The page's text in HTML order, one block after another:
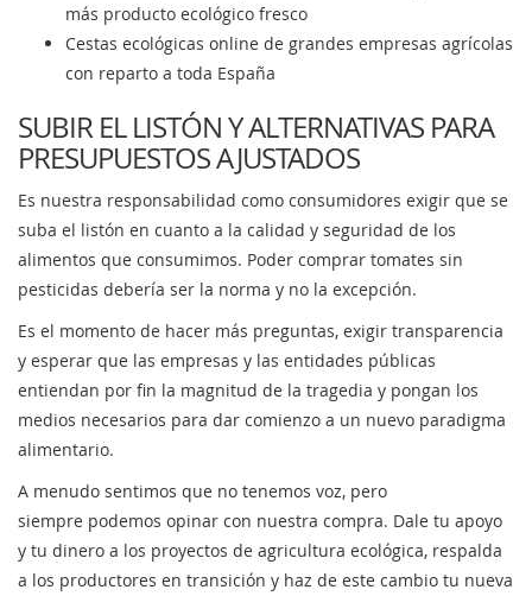
más producto ecológico fresco
Cestas ecológicas online de grandes empresas agrícolas
con reparto a toda España
SUBIR EL LISTÓN Y ALTERNATIVAS PARA
PRESUPUESTOS AJUSTADOS
Es nuestra responsabilidad como consumidores exigir que se
suba el listón en cuanto a la calidad y seguridad de los
alimentos que consumimos. Poder comprar tomates sin
pesticidas debería ser la norma y no la excepción.
Es el momento de hacer más preguntas, exigir transparencia
y esperar que las empresas y las entidades públicas
entiendan por fin la magnitud de la tragedia y pongan los
medios necesarios para dar comienzo a un nuevo paradigma
alimentario.
A menudo sentimos que no tenemos voz, pero
siempre podemos opinar con nuestra compra. Dale tu apoyo
y tu dinero a los proyectos de agricultura ecológica, respalda
a los productores en transición y haz de este cambio tu nueva